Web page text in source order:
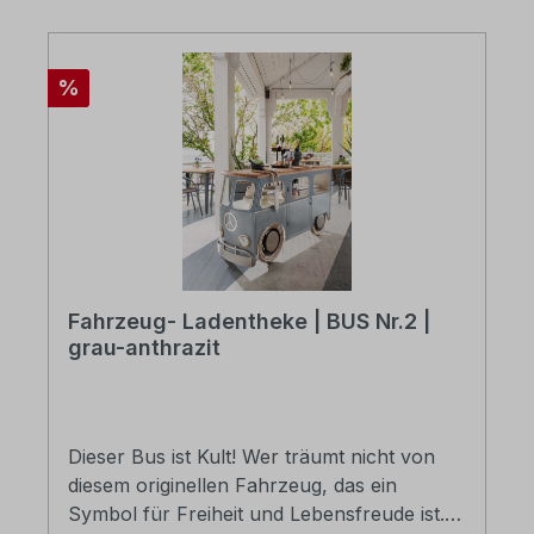
Rabatt
%
Fahrzeug- Ladentheke | BUS Nr.2 |
grau-anthrazit
Dieser Bus ist Kult! Wer träumt nicht von
diesem originellen Fahrzeug, das ein
Symbol für Freiheit und Lebensfreude ist.